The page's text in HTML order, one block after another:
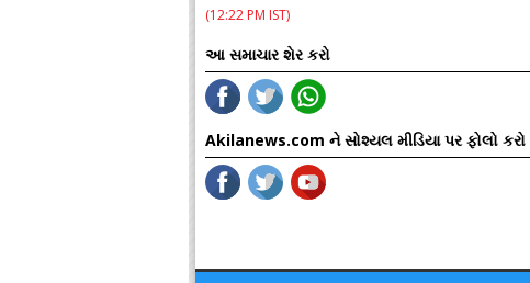
(12:22 PM IST)
આ સમાચાર શેર કરો
Akilanews.com ને સોશ્યલ મીડિયા પર ફોલો કરો